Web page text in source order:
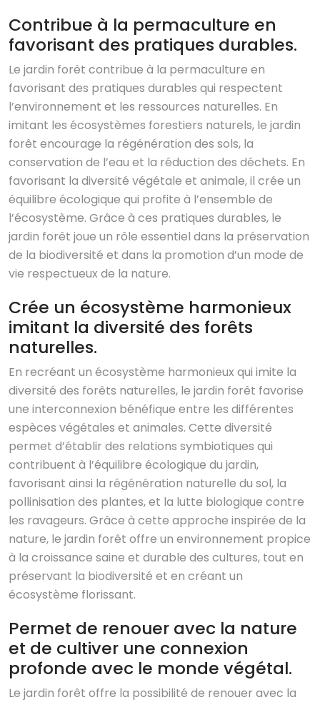
Contribue à la permaculture en
favorisant des pratiques durables.
Le jardin forêt contribue à la permaculture en
favorisant des pratiques durables qui respectent
l’environnement et les ressources naturelles. En
imitant les écosystèmes forestiers naturels, le jardin
forêt encourage la régénération des sols, la
conservation de l’eau et la réduction des déchets. En
favorisant la diversité végétale et animale, il crée un
équilibre écologique qui profite à l’ensemble de
l’écosystème. Grâce à ces pratiques durables, le
jardin forêt joue un rôle essentiel dans la préservation
de la biodiversité et dans la promotion d’un mode de
vie respectueux de la nature.
Crée un écosystème harmonieux
imitant la diversité des forêts
naturelles.
En recréant un écosystème harmonieux qui imite la
diversité des forêts naturelles, le jardin forêt favorise
une interconnexion bénéfique entre les différentes
espèces végétales et animales. Cette diversité
permet d’établir des relations symbiotiques qui
contribuent à l’équilibre écologique du jardin,
favorisant ainsi la régénération naturelle du sol, la
pollinisation des plantes, et la lutte biologique contre
les ravageurs. Grâce à cette approche inspirée de la
nature, le jardin forêt offre un environnement propice
à la croissance saine et durable des cultures, tout en
préservant la biodiversité et en créant un
écosystème florissant.
Permet de renouer avec la nature
et de cultiver une connexion
profonde avec le monde végétal.
Le jardin forêt offre la possibilité de renouer avec la